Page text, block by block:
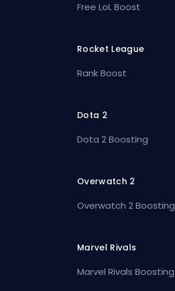
Free LoL Boost
Rocket League
Rank Boost
Dota 2
Dota 2 Boosting
Overwatch 2
Overwatch 2 Boosting
Marvel Rivals
Marvel Rivals Boosting